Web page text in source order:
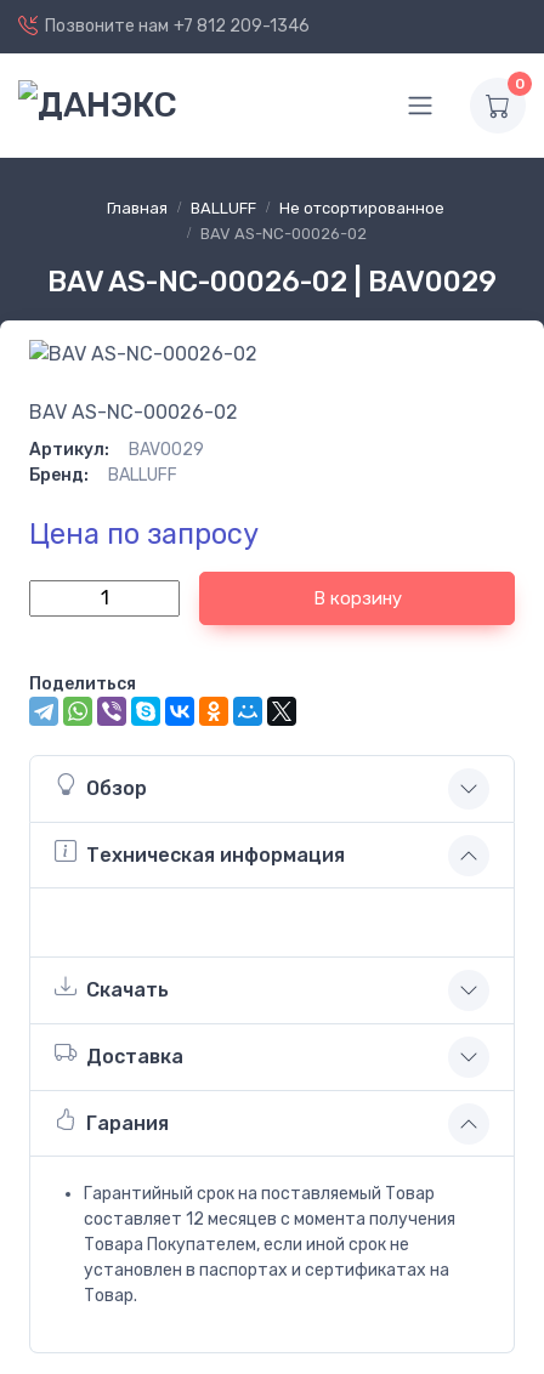
Позвоните нам +7 812 209-1346
0
Главная BALLUFF
Не отсортированное
BAV AS-NC-00026-02
BAV AS-NC-00026-02 | BAV0029
BAV AS-NC-00026-02
Артикул:
BAV0029
Бренд:
BALLUFF
Цена по запросу
В корзину
Поделиться
Обзор
Техническая информация
Скачать
Доставка
Гарания
Гарантийный срок на поставляемый Товар
составляет 12 месяцев с момента получения
Товара Покупателем, если иной срок не
установлен в паспортах и сертификатах на
Товар.